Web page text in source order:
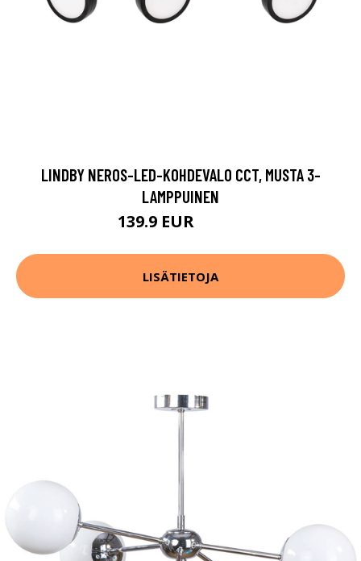
LINDBY NEROS-LED-KOHDEVALO CCT, MUSTA 3-
LAMPPUINEN
139.9 EUR
LISÄTIETOJA